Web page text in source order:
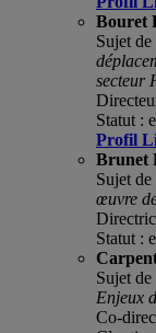
Bouret
Sujet
secteur
D
Statut :
Profil
Brunet
Sujet
œuvre
Statut :
Sujet
Enjeux
Co-d